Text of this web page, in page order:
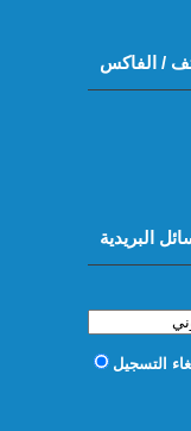
/ الفاكس
البريدية
التسجيل